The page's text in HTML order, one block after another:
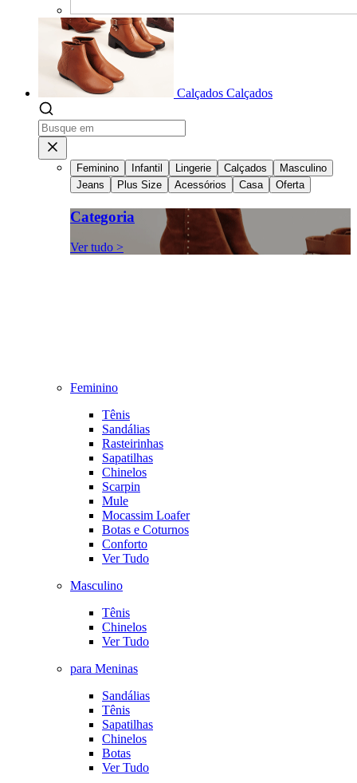
Calçados Calçados
Feminino Infantil Lingerie Calçados
Masculino
Jeans
Plus Size Acessórios Casa Oferta
Categoria
Ver tudo >
Feminino
Tênis
Sandálias
Rasteirinhas
Sapatilhas
Chinelos
Scarpin
Mule
Mocassim Loafer
Botas e Coturnos
Conforto
Ver Tudo
Masculino
Tênis
Chinelos
Ver Tudo
para Meninas
Sandálias
Tênis
Sapatilhas
Chinelos
Botas
Ver Tudo